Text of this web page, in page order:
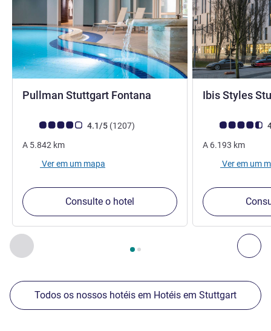
Anterior - Nossos outros estabelecimentos nas
Página , Nossos outros estabelecimentos nas
Pullman Stuttgart Fontana 4,5 estrelas
Classificação clientes Avis (Classificação ALL)
4.1/5 (1207comentários
)
A 5.842 km
Ver em um mapa
Consulte o hotel
Ibis Styles
Classificação
A 6.193 km
Ver em um
Todos os nossos hotéis em Hotéis em Stuttgart